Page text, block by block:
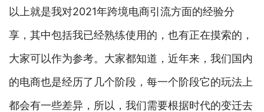
以上就是我对2021年跨境电商引流方面的经验分
享，其中包括我已经熟练使用的，也有正在摸索的，
大家可以作为参考。大家都知道，近年来，我们国内
的电商也是经历了几个阶段，每一个阶段它的玩法上
都会有一些差异，所以，我们需要根据时代的变迁去